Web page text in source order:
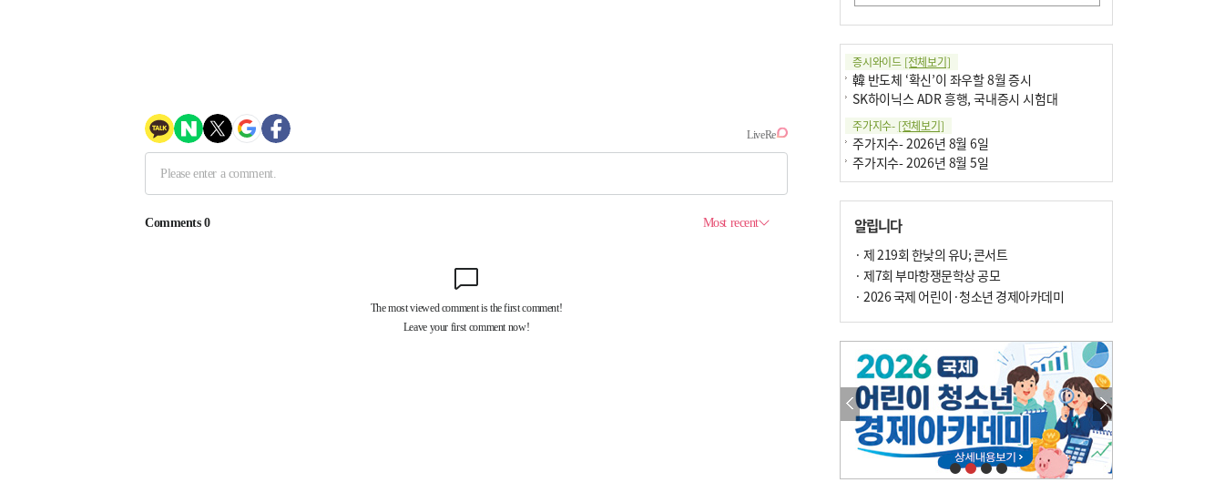
증시와이드 [전체보기]
韓 반도체 ‘확신’이 좌우할 8월 증시
SK하이닉스 ADR 흥행, 국내증시 시험대
주가지수- [전체보기]
주가지수- 2026년 8월 6일
주가지수- 2026년 8월 5일
알립니다
· 제 219회 한낮의 유U; 콘서트
· 제7회 부마항쟁문학상 공모
· 2026 국제 어린이·청소년 경제아카데미